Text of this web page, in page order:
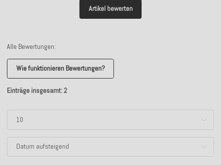
Artikel bewerten
Alle Bewertungen:
Wie funktionieren Bewertungen?
Einträge insgesamt: 2